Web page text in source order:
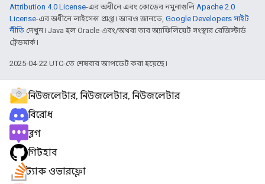
Attribution 4.0 License-এর অধীনে এবং কোডের নমুনাগুলিApache 2.0
License-এর অধীনে লাইসেন্স প্রাপ্ত। আরও জানতে, Google Developers সাইট
নীতি দেখুন। Java হল Oracle এবং/অথবা তার অ্যাফিলিয়েট সংস্থার রেজিস্টার্ড
ট্রেডমার্ক।
2025-04-22 UTC-তে শেষবার আপডেট করা হয়েছে।
নিউজলেটার, নিউজলেটার, নিউজলেটার
বিরোধ
ব্লগ
গিটহাব
স্ট্যাক ওভারফ্লো